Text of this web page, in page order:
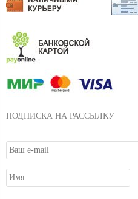
ПОДПИСКА НА РАССЫЛКУ